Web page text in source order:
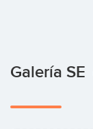
Galería SE